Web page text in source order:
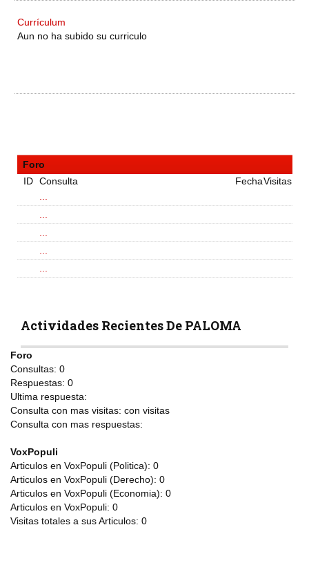
Currículum
Aun no ha subido su curriculo
Foro
ID Consulta FechaVisitas
Actividades Recientes De PALOMA
Foro
Consultas: 0
Respuestas: 0
Ultima respuesta:
Consulta con mas visitas: con visitas
Consulta con mas respuestas:
VoxPopuli
Articulos en VoxPopuli (Politica): 0
Articulos en VoxPopuli (Derecho): 0
Articulos en VoxPopuli (Economia): 0
Articulos en VoxPopuli: 0
Visitas totales a sus Articulos: 0